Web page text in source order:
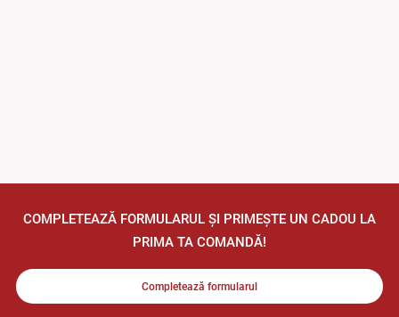
COMPLETEAZĂ FORMULARUL ȘI PRIMEȘTE UN CADOU LA
PRIMA TA COMANDĂ!
Completează formularul